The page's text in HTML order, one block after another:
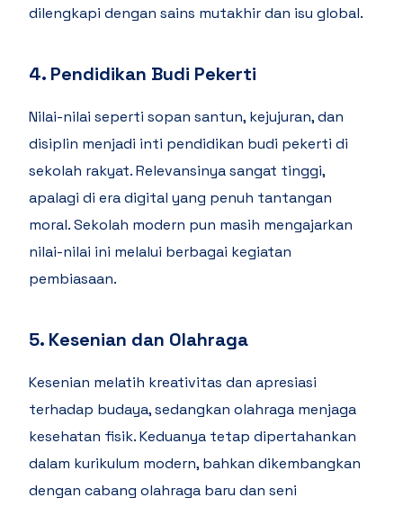
dilengkapi dengan sains mutakhir dan isu global.
4. Pendidikan Budi Pekerti
Nilai-nilai seperti sopan santun, kejujuran, dan
disiplin menjadi inti pendidikan budi pekerti di
sekolah rakyat. Relevansinya sangat tinggi,
apalagi di era digital yang penuh tantangan
moral. Sekolah modern pun masih mengajarkan
nilai-nilai ini melalui berbagai kegiatan
pembiasaan.
5. Kesenian dan Olahraga
Kesenian melatih kreativitas dan apresiasi
terhadap budaya, sedangkan olahraga menjaga
kesehatan fisik. Keduanya tetap dipertahankan
dalam kurikulum modern, bahkan dikembangkan
dengan cabang olahraga baru dan seni